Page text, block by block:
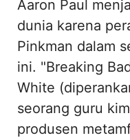
Aaron Paul
dunia karena
Pinkman dalam
ini. "Breaking
White
seorang guru
produsen